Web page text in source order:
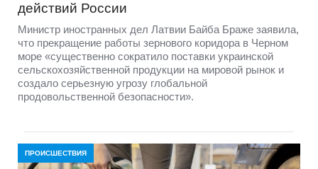
действий России
Министр иностранных дел Латвии Байба Браже заявила,
что прекращение работы зернового коридора в Черном
море «существенно сократило поставки украинской
сельскохозяйственной продукции на мировой рынок и
создало серьезную угрозу глобальной
продовольственной безопасности».
ПРОИСШЕСТВИЯ